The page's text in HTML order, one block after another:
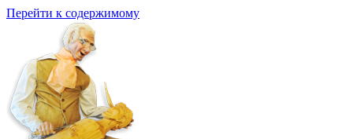
Перейти к содержимому